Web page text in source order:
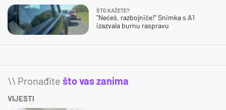
ŠTO KAŽETE?
"Nećeš, razbojniče!" Snimka s A1
izazvala burnu raspravu
\\ Pronađite što vas zanima
VIJESTI